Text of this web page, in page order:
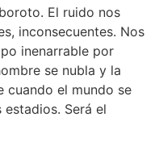
El ruido nos
inconsecuentes. Nos
inenarrable por
se nubla y la
cuando el mundo se
Será el